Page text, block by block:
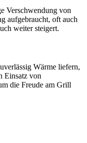
Verschwendung von
aufgebraucht, oft auch
weiter steigert.
Wärme liefern,
Einsatz von
die Freude am Grill